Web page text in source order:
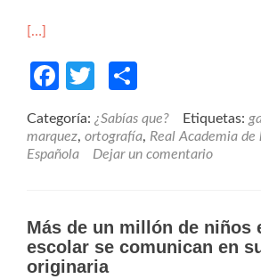
[…]
Facebook
Twitter
Categoría: ¿Sabías que? Etiquetas:
marquez, ortografía, Real Academia de
Española
Dejar un comentario
Más de un millón de niños
escolar se comunican en
originaria